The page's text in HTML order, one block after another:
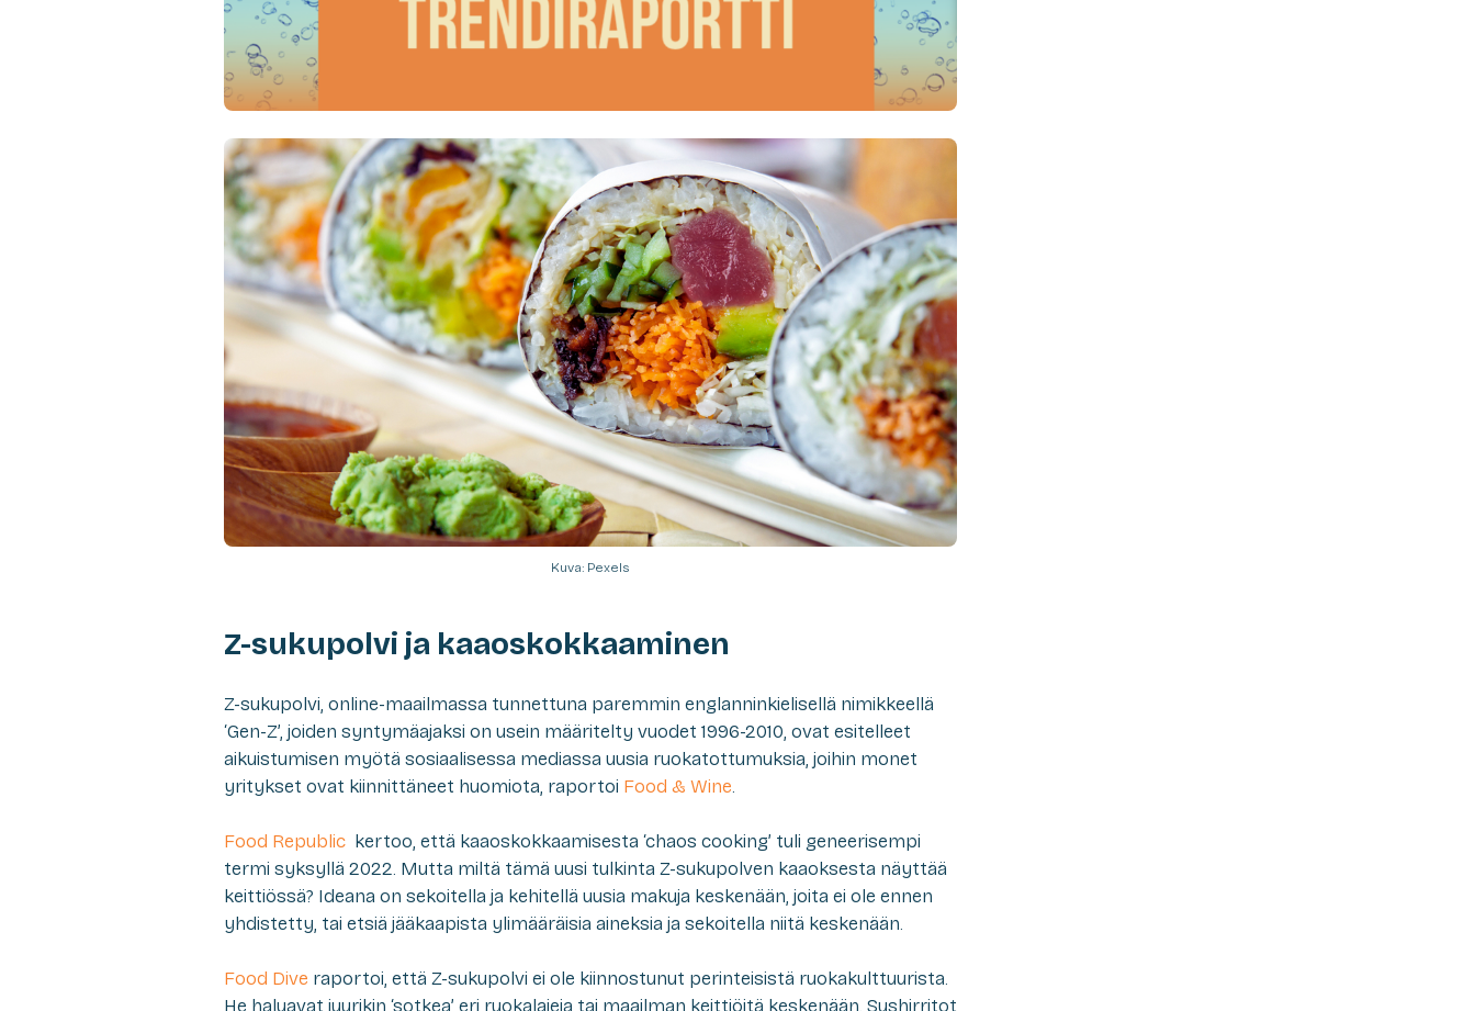
Kuva: Pexels
Z-sukupolvi ja kaaoskokkaaminen
Z-sukupolvi, online-maailmassa tunnettuna paremmin englanninkielisellä nimikkeellä
‘Gen-Z’, joiden syntymäajaksi on usein määritelty vuodet 1996-2010, ovat esitelleet
aikuistumisen myötä sosiaalisessa mediassa uusia ruokatottumuksia, joihin monet
yritykset ovat kiinnittäneet huomiota, raportoi Food & Wine.
Food Republic kertoo, että kaaoskokkaamisesta ‘chaos cooking’ tuli geneerisempi
termi syksyllä 2022. Mutta miltä tämä uusi tulkinta Z-sukupolven kaaoksesta näyttää
keittiössä? Ideana on sekoitella ja kehitellä uusia makuja keskenään, joita ei ole ennen
yhdistetty, tai etsiä jääkaapista ylimääräisia aineksia ja sekoitella niitä keskenään.
Food Dive raportoi, että Z-sukupolvi ei ole kiinnostunut perinteisistä ruokakulttuurista.
He haluavat juurikin ‘sotkea’ eri ruokalajeja tai maailman keittiöitä keskenään. Sushirritot